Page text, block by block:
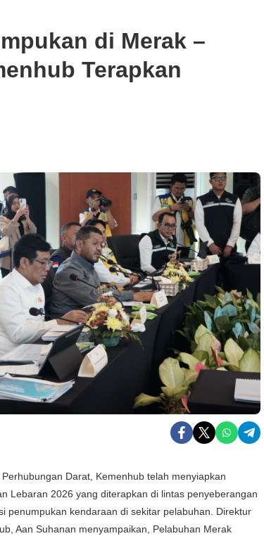
di Merak –
Terapkan
Darat, Kemenhub telah menyiapkan
Lebaran 2026 yang diterapkan di lintas penyeberangan
penumpukan kendaraan di sekitar pelabuhan. Direktur
Aan Suhanan menyampaikan, Pelabuhan Merak